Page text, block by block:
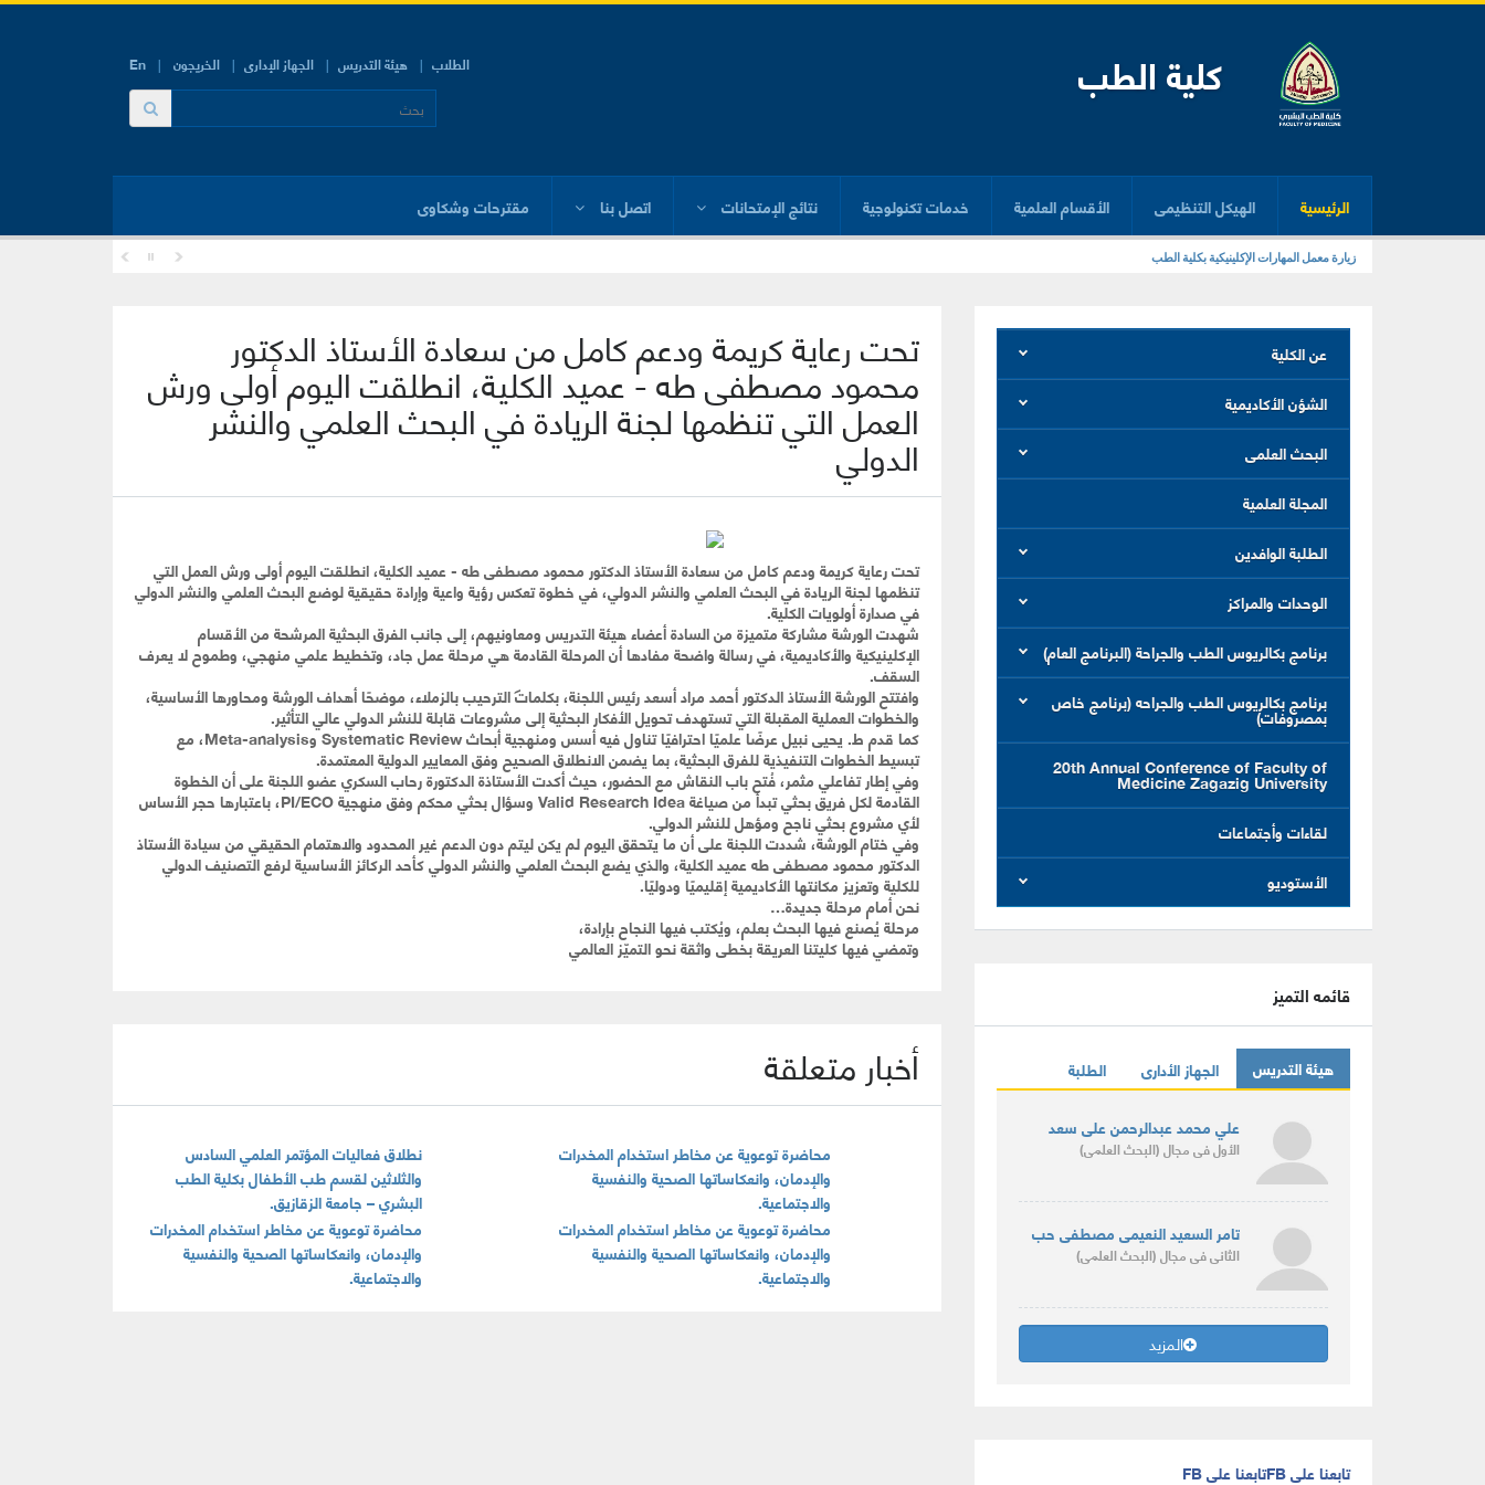
En الطلاب هيئة التدريس الجهاز الإدارى الخريجون كلية الطب
الرئيسية الهيكل التنظيمى الأقسام العلمية خدمات تكنولوجية نتائج الإمتحانات اتصل بنا مقترحات وشكاوى
زيارة معمل المهارات الإكلينيكية بكلية الطب
تحت رعاية كريمة ودعم كامل من سعادة الأستاذ الدكتور
محمود مصطفى طه - عميد الكلية، انطلقت اليوم أولى ورش
العمل التي تنظمها لجنة الريادة في البحث العلمي والنشر
الدولي
تحت رعاية كريمة ودعم كامل من سعادة الأستاذ الدكتور محمود مصطفى طه - عميد الكلية، انطلقت اليوم أولى ورش العمل التي
تنظمها لجنة الريادة في البحث العلمي والنشر الدولي، في خطوة تعكس رؤية واعية وإرادة حقيقية لوضع البحث العلمي والنشر الدولي
في صدارة أولويات الكلية.
شهدت الورشة مشاركة متميزة من السادة أعضاء هيئة التدريس ومعاونيهم، إلى جانب الفرق البحثية المرشحة من الأقسام
الإكلينيكية والأكاديمية، في رسالة واضحة مفادها أن المرحلة القادمة هي مرحلة عمل جاد، وتخطيط علمي منهجي، وطموح لا يعرف
السقف.
وافتتح الورشة الأستاذ الدكتور أحمد مراد أسعد رئيس اللجنة، بكلمات الترحيب بالزملاء، موضحًا أهداف الورشة ومحاورها الأساسية،
والخطوات العملية المقبلة التي تستهدف تحويل الأفكار البحثية إلى مشروعات قابلة للنشر الدولي عالي التأثير.
كما قدم ط. يحيى نبيل عرضًا علميًا احترافيًا تناول فيه أسس ومنهجية أبحاث Systematic Review وMeta-analysis، مع
تبسيط الخطوات التنفيذية للفرق البحثية، بما يضمن الانطلاق الصحيح وفق المعايير الدولية المعتمدة.
وفي إطار تفاعلي مثمر، فُتح باب النقاش مع الحضور، حيث أكدت الأستاذة الدكتورة رحاب السكري عضو اللجنة على أن الخطوة
القادمة لكل فريق بحثي تبدأ من صياغة Valid Research Idea وسؤال بحثي محكم وفق منهجية PI/ECO، باعتبارها حجر الأساس
لأي مشروع بحثي ناجح ومؤهل للنشر الدولي.
وفي ختام الورشة، شددت اللجنة على أن ما يتحقق اليوم لم يكن ليتم دون الدعم غير المحدود والاهتمام الحقيقي من سيادة الأستاذ
الدكتور محمود مصطفى طه عميد الكلية، والذي يضع البحث العلمي والنشر الدولي كأحد الركائز الأساسية لرفع التصنيف الدولي
للكلية وتعزيز مكانتها الأكاديمية إقليميًا ودوليًا.
نحن أمام مرحلة جديدة…
مرحلة يُصنع فيها البحث بعلم، ويُكتب فيها النجاح بإرادة،
وتمضي فيها كليتنا العريقة بخطى واثقة نحو التميّز العالمي
أخبار متعلقة
نطلاق فعاليات المؤتمر العلمي السادس
والثلاثين لقسم طب الأطفال بكلية الطب
البشري – جامعة الزقازيق.
محاضرة توعوية عن مخاطر استخدام المخدرات
والإدمان، وانعكاساتها الصحية والنفسية
والاجتماعية.
محاضرة توعوية عن مخاطر استخدام المخدرات
والإدمان، وانعكاساتها الصحية والنفسية
والاجتماعية.
محاضرة توعوية عن مخاطر استخدام المخدرات
والإدمان، وانعكاساتها الصحية والنفسية
والاجتماعية.
عن الكلية
الشؤن الأكاديمية
البحث العلمى
المجلة العلمية
الطلبة الوافدين
الوحدات والمراكز
برنامج بكالريوس الطب والجراحة (البرنامج العام)
برنامج بكالريوس الطب والجراحه (برنامج خاص
بمصروفات)
20th Annual Conference of Faculty of
Medicine Zagazig University
لقاءات وأجتماعات
الأستوديو
قائمه التميز
هيئة التدريس الجهاز الأدارى الطلبة
علي محمد عبدالرحمن على سعد
الأولفى مجال(البحث العلمى)
تامر السعيد النعيمى مصطفى حب
الثانىفى مجال(البحث العلمى)
المزيد
تابعنا على FB تابعنا على FB